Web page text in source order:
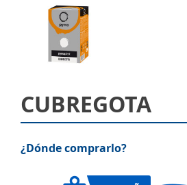
CUBREGOTA
¿Dónde comprarlo?